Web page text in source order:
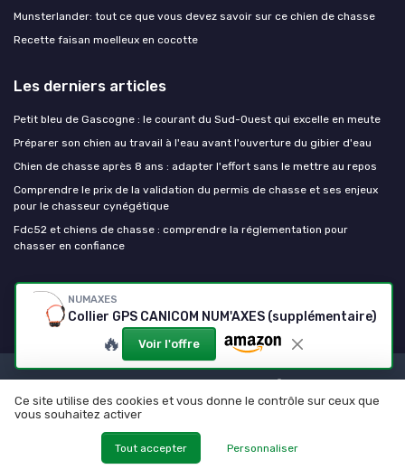
NUMAXES
Collier GPS CANICOM NUM'AXES (supplémentaire)
🔥 Voir l'offre
Munsterlander: tout ce que vous devez savoir sur ce chien de chasse
Recette faisan moelleux en cocotte
Les derniers articles
Petit bleu de Gascogne : le courant du Sud-Ouest qui excelle en meute
Préparer son chien au travail à l'eau avant l'ouverture du gibier d'eau
Chien de chasse après 8 ans : adapter l'effort sans le mettre au repos
Comprendre le prix de la validation du permis de chasse et ses enjeux
pour le chasseur cynégétique
Fdc52 et chiens de chasse : comprendre la réglementation pour
chasser en confiance
Chien de chasse
Mentions légales
Politique de confidentialité
© Chien de chasse 2026
Ce site utilise des cookies et vous donne le contrôle sur ceux que
vous souhaitez activer
Tout accepter Personnaliser